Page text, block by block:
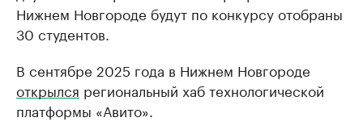
Нижнем Новгороде будут по конкурсу отобраны
30 студентов.
В сентябре 2025 года в Нижнем Новгороде
открылся региональный хаб технологической
платформы «Авито».